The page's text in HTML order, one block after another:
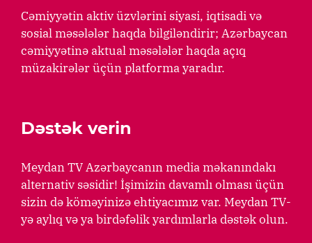
Cəmiyyətin aktiv üzvlərini siyasi, iqtisadi və
sosial məsələlər haqda bilgiləndirir; Azərbaycan
cəmiyyətinə aktual məsələlər haqda açıq
müzakirələr üçün platforma yaradır.
Dəstək verin
Meydan TV Azərbaycanın media məkanındakı
alternativ səsidir! İşimizin davamlı olması üçün
sizin də köməyinizə ehtiyacımız var. Meydan TV-
yə aylıq və ya birdəfəlik yardımlarla dəstək olun.